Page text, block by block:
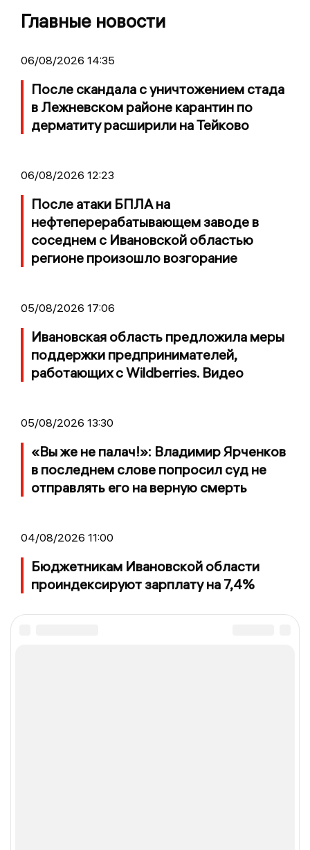
Главные новости
06/08/2026 14:35
После скандала с уничтожением стада
в Лежневском районе карантин по
дерматиту расширили на Тейково
06/08/2026 12:23
После атаки БПЛА на
нефтеперерабатывающем заводе в
соседнем с Ивановской областью
регионе произошло возгорание
05/08/2026 17:06
Ивановская область предложила меры
поддержки предпринимателей,
работающих с Wildberries. Видео
05/08/2026 13:30
«Вы же не палач!»: Владимир Ярченков
в последнем слове попросил суд не
отправлять его на верную смерть
04/08/2026 11:00
Бюджетникам Ивановской области
проиндексируют зарплату на 7,4%